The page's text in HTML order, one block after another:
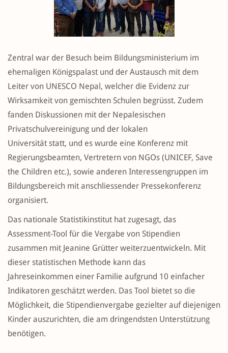
Zentral war der Besuch beim Bildungsministerium im
ehemaligen Königspalast und der Austausch mit dem
Leiter von UNESCO Nepal, welcher die Evidenz zur
Wirksamkeit von gemischten Schulen begrüsst. Zudem
fanden Diskussionen mit der Nepalesischen
Privatschulvereinigung und der lokalen
Universität statt, und es wurde eine Konferenz mit
Regierungsbeamten, Vertretern von NGOs (UNICEF, Save
the Children etc.), sowie anderen Interessengruppen im
Bildungsbereich mit anschliessender Pressekonferenz
organisiert.
Das nationale Statistikinstitut hat zugesagt, das
Assessment-Tool für die Vergabe von Stipendien
zusammen mit Jeanine Grütter weiterzuentwickeln. Mit
dieser statistischen Methode kann das
Jahreseinkommen einer Familie aufgrund 10 einfacher
Indikatoren geschätzt werden. Das Tool bietet so die
Möglichkeit, die Stipendienvergabe gezielter auf diejenigen
Kinder auszurichten, die am dringendsten Unterstützung
benötigen. ​